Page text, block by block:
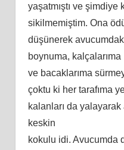
yaşatmıştı ve şimdiye
sikilmemiştim. Ona
düşünerek
boynuma, kalçalarıma
ve bacaklarıma
çoktu ki her tarafıma
kalanları da yalayarak
keskin
kokulu idi. Avucumda